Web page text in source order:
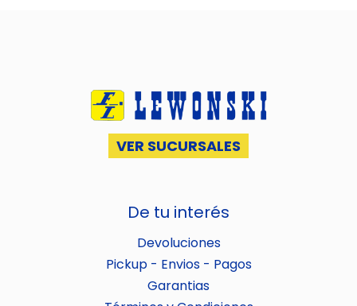
VER SUCURSALES
De tu interés
Devoluciones
Pickup - Envios - Pagos
Garantias